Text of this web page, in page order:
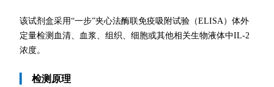
该试剂盒采用“一步”夹心法酶联免疫吸附试验（ELISA）体外
定量检测血清、血浆、组织、细胞或其他相关生物液体中IL-2
浓度。
检测原理